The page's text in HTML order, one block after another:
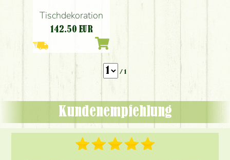
Tischdekoration
142.50 EUR
/ 1
Kundenempfehlung